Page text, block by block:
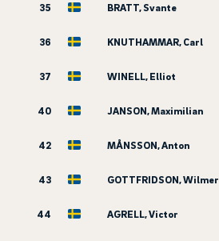
35 BRATT, Svante
36 KNUTHAMMAR, Carl
37 WINELL, Elliot
40 JANSON, Maximilian
42 MÅNSSON, Anton
43 GOTTFRIDSON, Wilmer
44 AGRELL, Victor